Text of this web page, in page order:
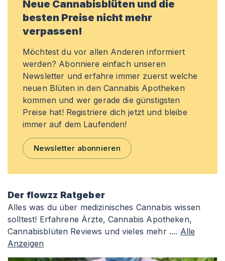
Neue Cannabisblüten und die
besten Preise nicht mehr
verpassen!
Möchtest du vor allen Anderen informiert
werden? Abonniere einfach unseren
Newsletter und erfahre immer zuerst welche
neuen Blüten in den Cannabis Apotheken
kommen und wer gerade die günstigsten
Preise hat! Registriere dich jetzt und bleibe
immer auf dem Laufenden!
Newsletter abonnieren
Der flowzz Ratgeber
Alles was du über medizinisches Cannabis wissen
solltest! Erfahrene Ärzte, Cannabis Apotheken,
Cannabisblüten Reviews und vieles mehr .... Alle
Anzeigen